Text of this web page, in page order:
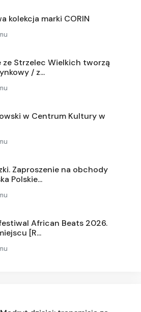
kolekcja marki CORIN
ze Strzelec Wielkich tworzą
/ z...
w Centrum Kultury w
Zaproszenie na obchody
Polskie...
African Beats 2026.
[R...